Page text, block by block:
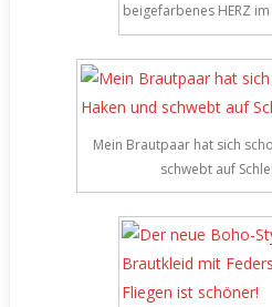
beigefarbenes HERZ
Mein Brautpaar hat sich
schwebt auf